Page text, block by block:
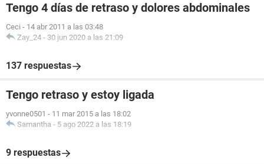
Tengo 4 días de retraso y dolores abdominales
Ceci - 14 abr 2011 a las 03:48
Zay_24 - 30 jun 2020 a las 21:09
137 respuestas
Tengo retraso y estoy ligada
yvonne0501 - 11 mar 2015 a las 18:02
Samantha - 5 ago 2022 a las 18:19
9 respuestas